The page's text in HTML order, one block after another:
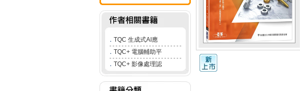
． TQC 生成式AI應
． TQC+ 電腦輔助平
． TQC+ 影像處理認